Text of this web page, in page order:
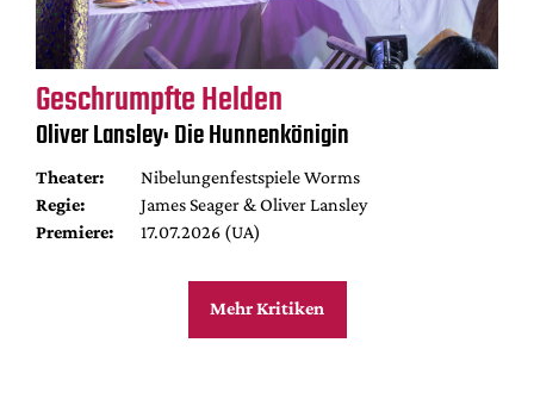
Geschrumpfte Helden
Oliver Lansley: Die Hunnenkönigin
Theater:
Nibelungenfestspiele Worms
Regie:
James Seager & Oliver Lansley
Premiere:
17.07.2026 (UA)
Mehr Kritiken